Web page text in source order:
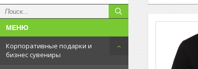
Корпоративные подарки и
бизнес сувениры